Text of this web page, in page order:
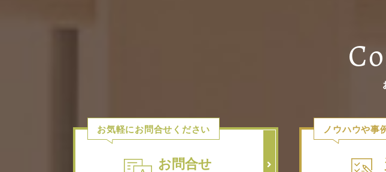
お気軽にお問合せください
お問合せ
ノウハウや事